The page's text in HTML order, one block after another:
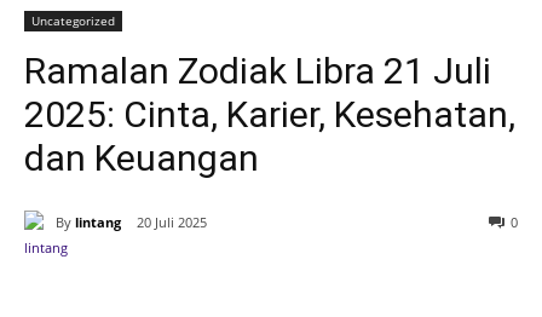
Uncategorized
Ramalan Zodiak Libra 21 Juli
2025: Cinta, Karier, Kesehatan,
dan Keuangan
By lintang 20 Juli 2025 0